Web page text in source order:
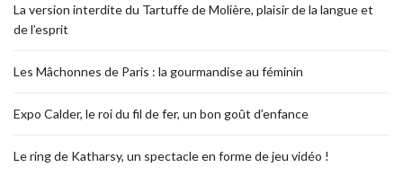
La version interdite du Tartuffe de Molière, plaisir de la langue et
de l’esprit
Les Mâchonnes de Paris : la gourmandise au féminin
Expo Calder, le roi du fil de fer, un bon goût d’enfance
Le ring de Katharsy, un spectacle en forme de jeu vidéo !